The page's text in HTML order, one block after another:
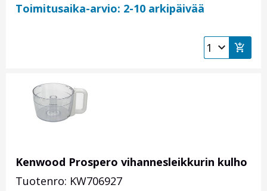
Toimitusaika-arvio: 2-10 arkipäivää
Kenwood Prospero vihannesleikkurin kulho
Tuotenro: KW706927